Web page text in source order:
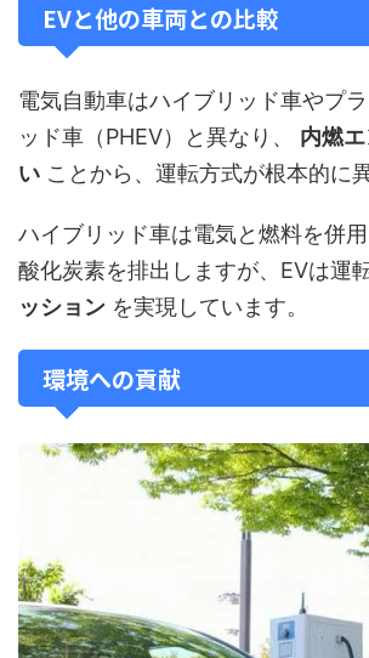
EVと他の車両との比較
電気自動車はハイブリッド車やプ
ッド車（PHEV）と異なり、 内燃
い ことから、運転方式が根本的に
ハイブリッド車は電気と燃料を併
酸化炭素を排出しますが、EVは運
ッション を実現しています。
環境への貢献